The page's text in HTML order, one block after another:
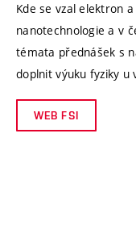
Kde se vzal elektron
nanotechnologie a v
témata přednášek s
doplnit výuku fyziky u
WEB FSI